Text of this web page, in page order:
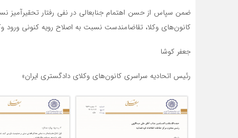
ضمن سپاس از حسن اهتمام جنابعالی در نفی رفتار تحقیرآمیز
کانون‌های وکلا، تقاضامندست نسبت به اصلاح رویه کنونی ورود
جعفر کوشا
رئیس اتحادیه سراسری کانون‌های وکلای دادگستری ایران»